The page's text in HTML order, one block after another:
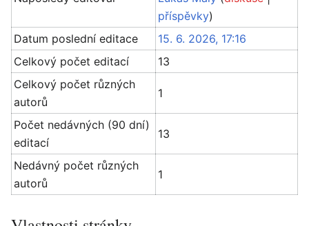
příspěvky)
Datum poslední editace
15. 6. 2026, 17:16
Celkový počet editací
13
Celkový počet různých
autorů
1
Počet nedávných (90 dní)
editací
13
Nedávný počet různých
autorů
1